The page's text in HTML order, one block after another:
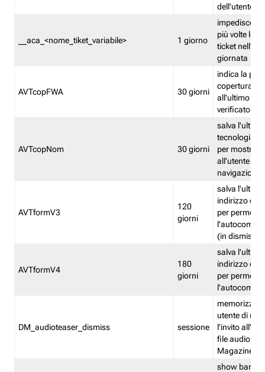
dell'utente
__aca_<nome_tiket_variabile> 1 giorno
impedisce di
più volte lo
ticket
giornata
AVTcopFWA 30 giorni
indica la
copertura
all'ultimo
verificato
AVTcopNom 30 giorni
salva l'ultima
tecnologia
per
all'utente
navigazione
AVTformV3
120
giorni
salva l'ultimo
indirizzo di
per
(in
AVTformV4
180
giorni
salva l'ultimo
indirizzo di
per
DM_audioteaser_dismiss sessione
memorizza
utente di
l'invito
file audio del
Magazine
show banner